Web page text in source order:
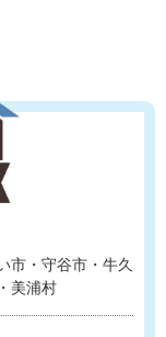
市・守谷市 ・ 牛久
美浦村